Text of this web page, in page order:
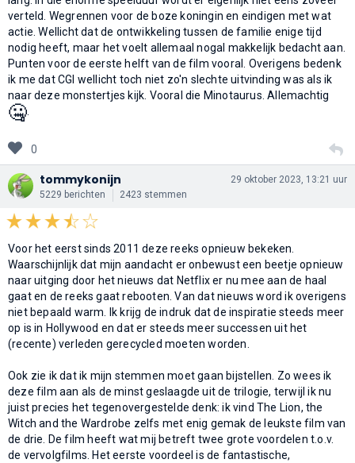
verteld. Wegrennen voor de boze koningin en eindigen met wat
actie. Wellicht dat de ontwikkeling tussen de familie enige tijd
nodig heeft, maar het voelt allemaal nogal makkelijk bedacht aan.
Punten voor de eerste helft van de film vooral. Overigens bedenk
ik me dat CGI wellicht toch niet zo'n slechte uitvinding was als ik
naar deze monstertjes kijk. Vooral die Minotaurus. Allemachtig
🤐
0
tommykonijn
5229 berichten 2423 stemmen
29 oktober 2023, 13:21 uur
Voor het eerst sinds 2011 deze reeks opnieuw bekeken.
Waarschijnlijk dat mijn aandacht er onbewust een beetje opnieuw
naar uitging door het nieuws dat Netflix er nu mee aan de haal
gaat en de reeks gaat rebooten. Van dat nieuws word ik overigens
niet bepaald warm. Ik krijg de indruk dat de inspiratie steeds meer
op is in Hollywood en dat er steeds meer successen uit het
(recente) verleden gerecycled moeten worden.
Ook zie ik dat ik mijn stemmen moet gaan bijstellen. Zo wees ik
deze film aan als de minst geslaagde uit de trilogie, terwijl ik nu
juist precies het tegenovergestelde denk: ik vind The Lion, the
Witch and the Wardrobe zelfs met enig gemak de leukste film van
de drie. De film heeft wat mij betreft twee grote voordelen t.o.v.
de vervolgfilms. Het eerste voordeel is de fantastische,